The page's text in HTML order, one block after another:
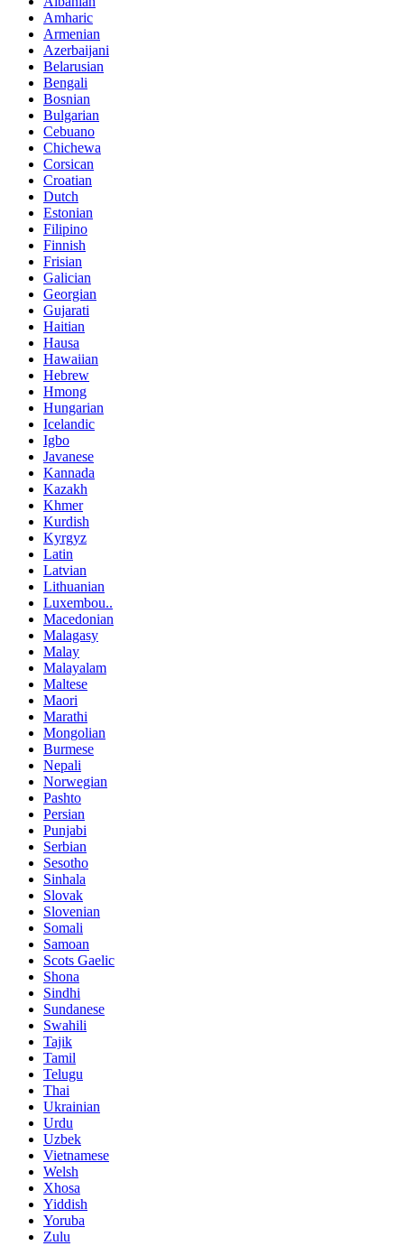
Amharic
Armenian
Azerbaijani
Belarusian
Bengali
Bosnian
Bulgarian
Cebuano
Chichewa
Corsican
Croatian
Dutch
Estonian
Filipino
Finnish
Frisian
Galician
Georgian
Gujarati
Haitian
Hausa
Hawaiian
Hebrew
Hmong
Hungarian
Icelandic
Igbo
Javanese
Kannada
Kazakh
Khmer
Kurdish
Kyrgyz
Latin
Latvian
Lithuanian
Luxembou..
Macedonian
Malagasy
Malay
Malayalam
Maltese
Maori
Marathi
Mongolian
Burmese
Nepali
Norwegian
Pashto
Persian
Punjabi
Serbian
Sesotho
Sinhala
Slovak
Slovenian
Somali
Samoan
Scots Gaelic
Shona
Sindhi
Sundanese
Swahili
Tajik
Tamil
Telugu
Thai
Ukrainian
Urdu
Uzbek
Vietnamese
Welsh
Xhosa
Yiddish
Yoruba
Zulu